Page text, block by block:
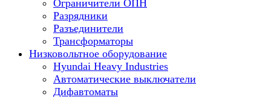
Ограничители ОПН
Разрядники
Разъединители
Трансформаторы
Низковольтное оборудование
Hyundai Heavy Industries
Автоматические выключатели
Дифавтоматы